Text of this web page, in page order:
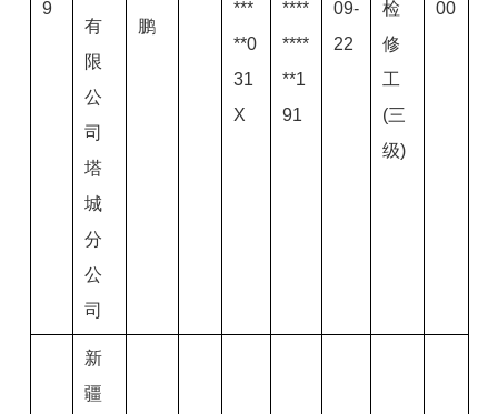
9
有
限
公
司
塔
城
分
公
司
鹏
***
**0
31
X
****
****
**1
91
09-
22
检
修
工
(三
级)
00
新
疆